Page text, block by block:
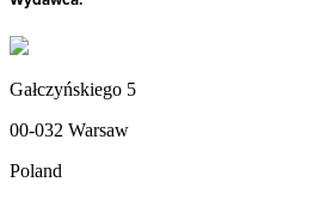
Gałczyńskiego 5
00-032 Warsaw
Poland